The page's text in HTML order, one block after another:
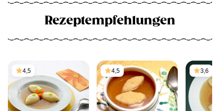
Rezeptempfehlungen
4,5 4,5 3,6